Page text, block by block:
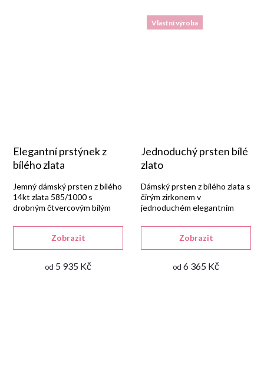
Elegantní prstýnek z
bílého zlata
od 5 935 Kč
Zobrazit
Jemný dámský prsten z bílého
14kt zlata 585/1000 s
drobným čtvercovým bílým
lesklém provedení.
Vlastní výroba
Jednoduchý prsten bílé
zlato
od 6 365 Kč
Zobrazit
Dámský prsten z bílého zlata s
čirým zirkonem v
jednoduchém elegantním